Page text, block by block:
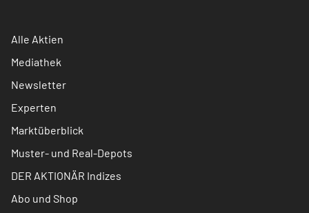
Alle Aktien
Mediathek
Newsletter
Experten
Marktüberblick
Muster- und Real-Depots
DER AKTIONÄR Indizes
Abo und Shop